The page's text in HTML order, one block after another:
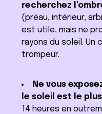
recherchez
(préau, intérieur,
est utile, mais ne
rayons du soleil.
trompeur.
Ne vous
le soleil est le
14 heures en